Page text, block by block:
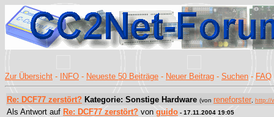
Zur Übersicht - INFO - Neueste 50 Beiträge - Neuer Beitrag - Suchen - FAQ
Re: DCF77 zerstört? Kategorie: Sonstige Hardware (von reneforster http://
Als Antwort auf Re: DCF77 zerstört? von guido - 17.11.2004 19:05